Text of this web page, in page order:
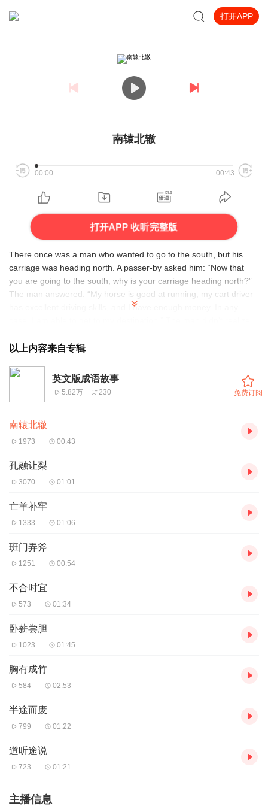
打开APP
南辕北辙
00:00 00:43
打开APP 收听完整版
There once was a man who wanted to go to the south, but his
carriage was heading north. A passer-by asked him: “Now that
you are going to the south, why is your carriage heading north?”
The man answered: “My horse is good at running, my cart driver
has excellent driving skills, and I have enough money. In any
the further he would be away from his destination.
从前有一个人坐着马车要去南方，但是他的马车却朝着北方行驶。
一个路人看到了问他：”既然你要去南方，为什么你的车子要往北走
呢？“ 这个人回答道：”我的马善于奔跑，我的马车夫也有很高超的
的。“ 这个人没有意识到，如果他朝着一个错误的方向走，他的马跑
的越快，他离目的地就会越远。
以上内容来自专辑
英文版成语故事
5.82万 230 免费订阅
南辕北辙
1973 00:43
孔融让梨
3070 01:01
亡羊补牢
1333 01:06
班门弄斧
1251 00:54
不合时宜
573 01:34
卧薪尝胆
1023 01:45
胸有成竹
584 02:53
半途而废
799 01:22
道听途说
723 01:21
主播信息